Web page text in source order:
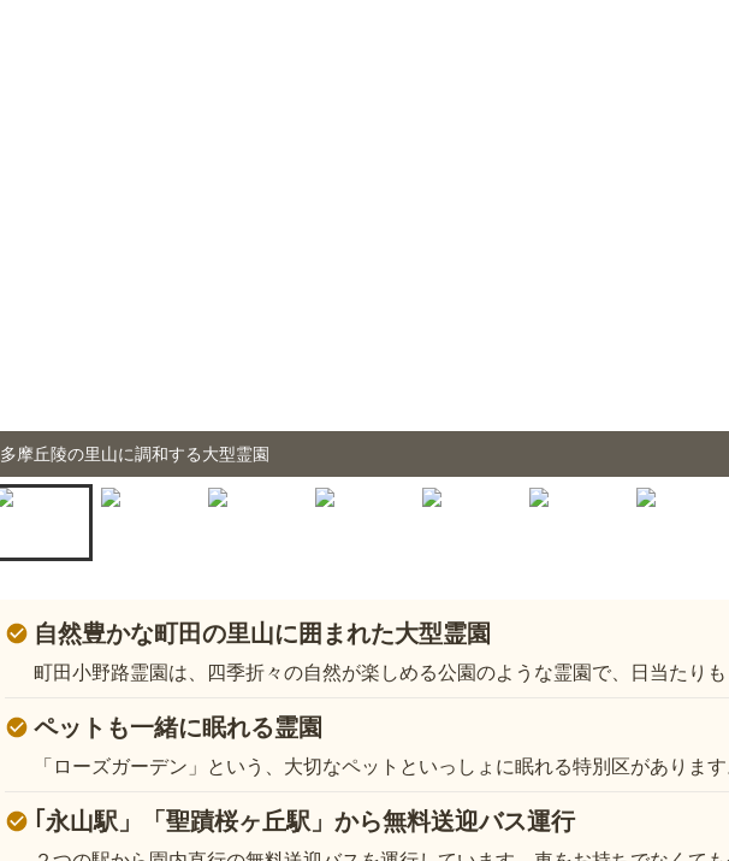
多摩丘陵の里山に調和する大型霊園
自然豊かな町田の里山に囲まれた大型霊園
町田小野路霊園は、四季折々の自然が楽しめる公園のような霊園で、日当たり
ペットも一緒に眠れる霊園
「ローズガーデン」という、大切なペットといっしょに眠れる特別区がありま
｢永山駅」「聖蹟桜ヶ丘駅」から無料送迎バス運行